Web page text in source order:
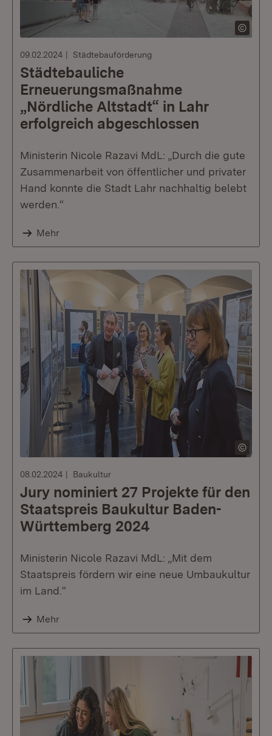
09.02.2024 Städtebauförderung
Städtebauliche
Erneuerungsmaßnahme
„Nördliche Altstadt“ in Lahr
erfolgreich abgeschlossen
Ministerin Nicole Razavi MdL: „Durch die gute
Zusammenarbeit von öffentlicher und privater
Hand konnte die Stadt Lahr nachhaltig belebt
werden.“
Mehr
08.02.2024 Baukultur
Jury nominiert 27 Projekte für den
Staatspreis Baukultur Baden-
Württemberg 2024
Ministerin Nicole Razavi MdL: „Mit dem
Staatspreis fördern wir eine neue Umbaukultur
im Land.“
Mehr